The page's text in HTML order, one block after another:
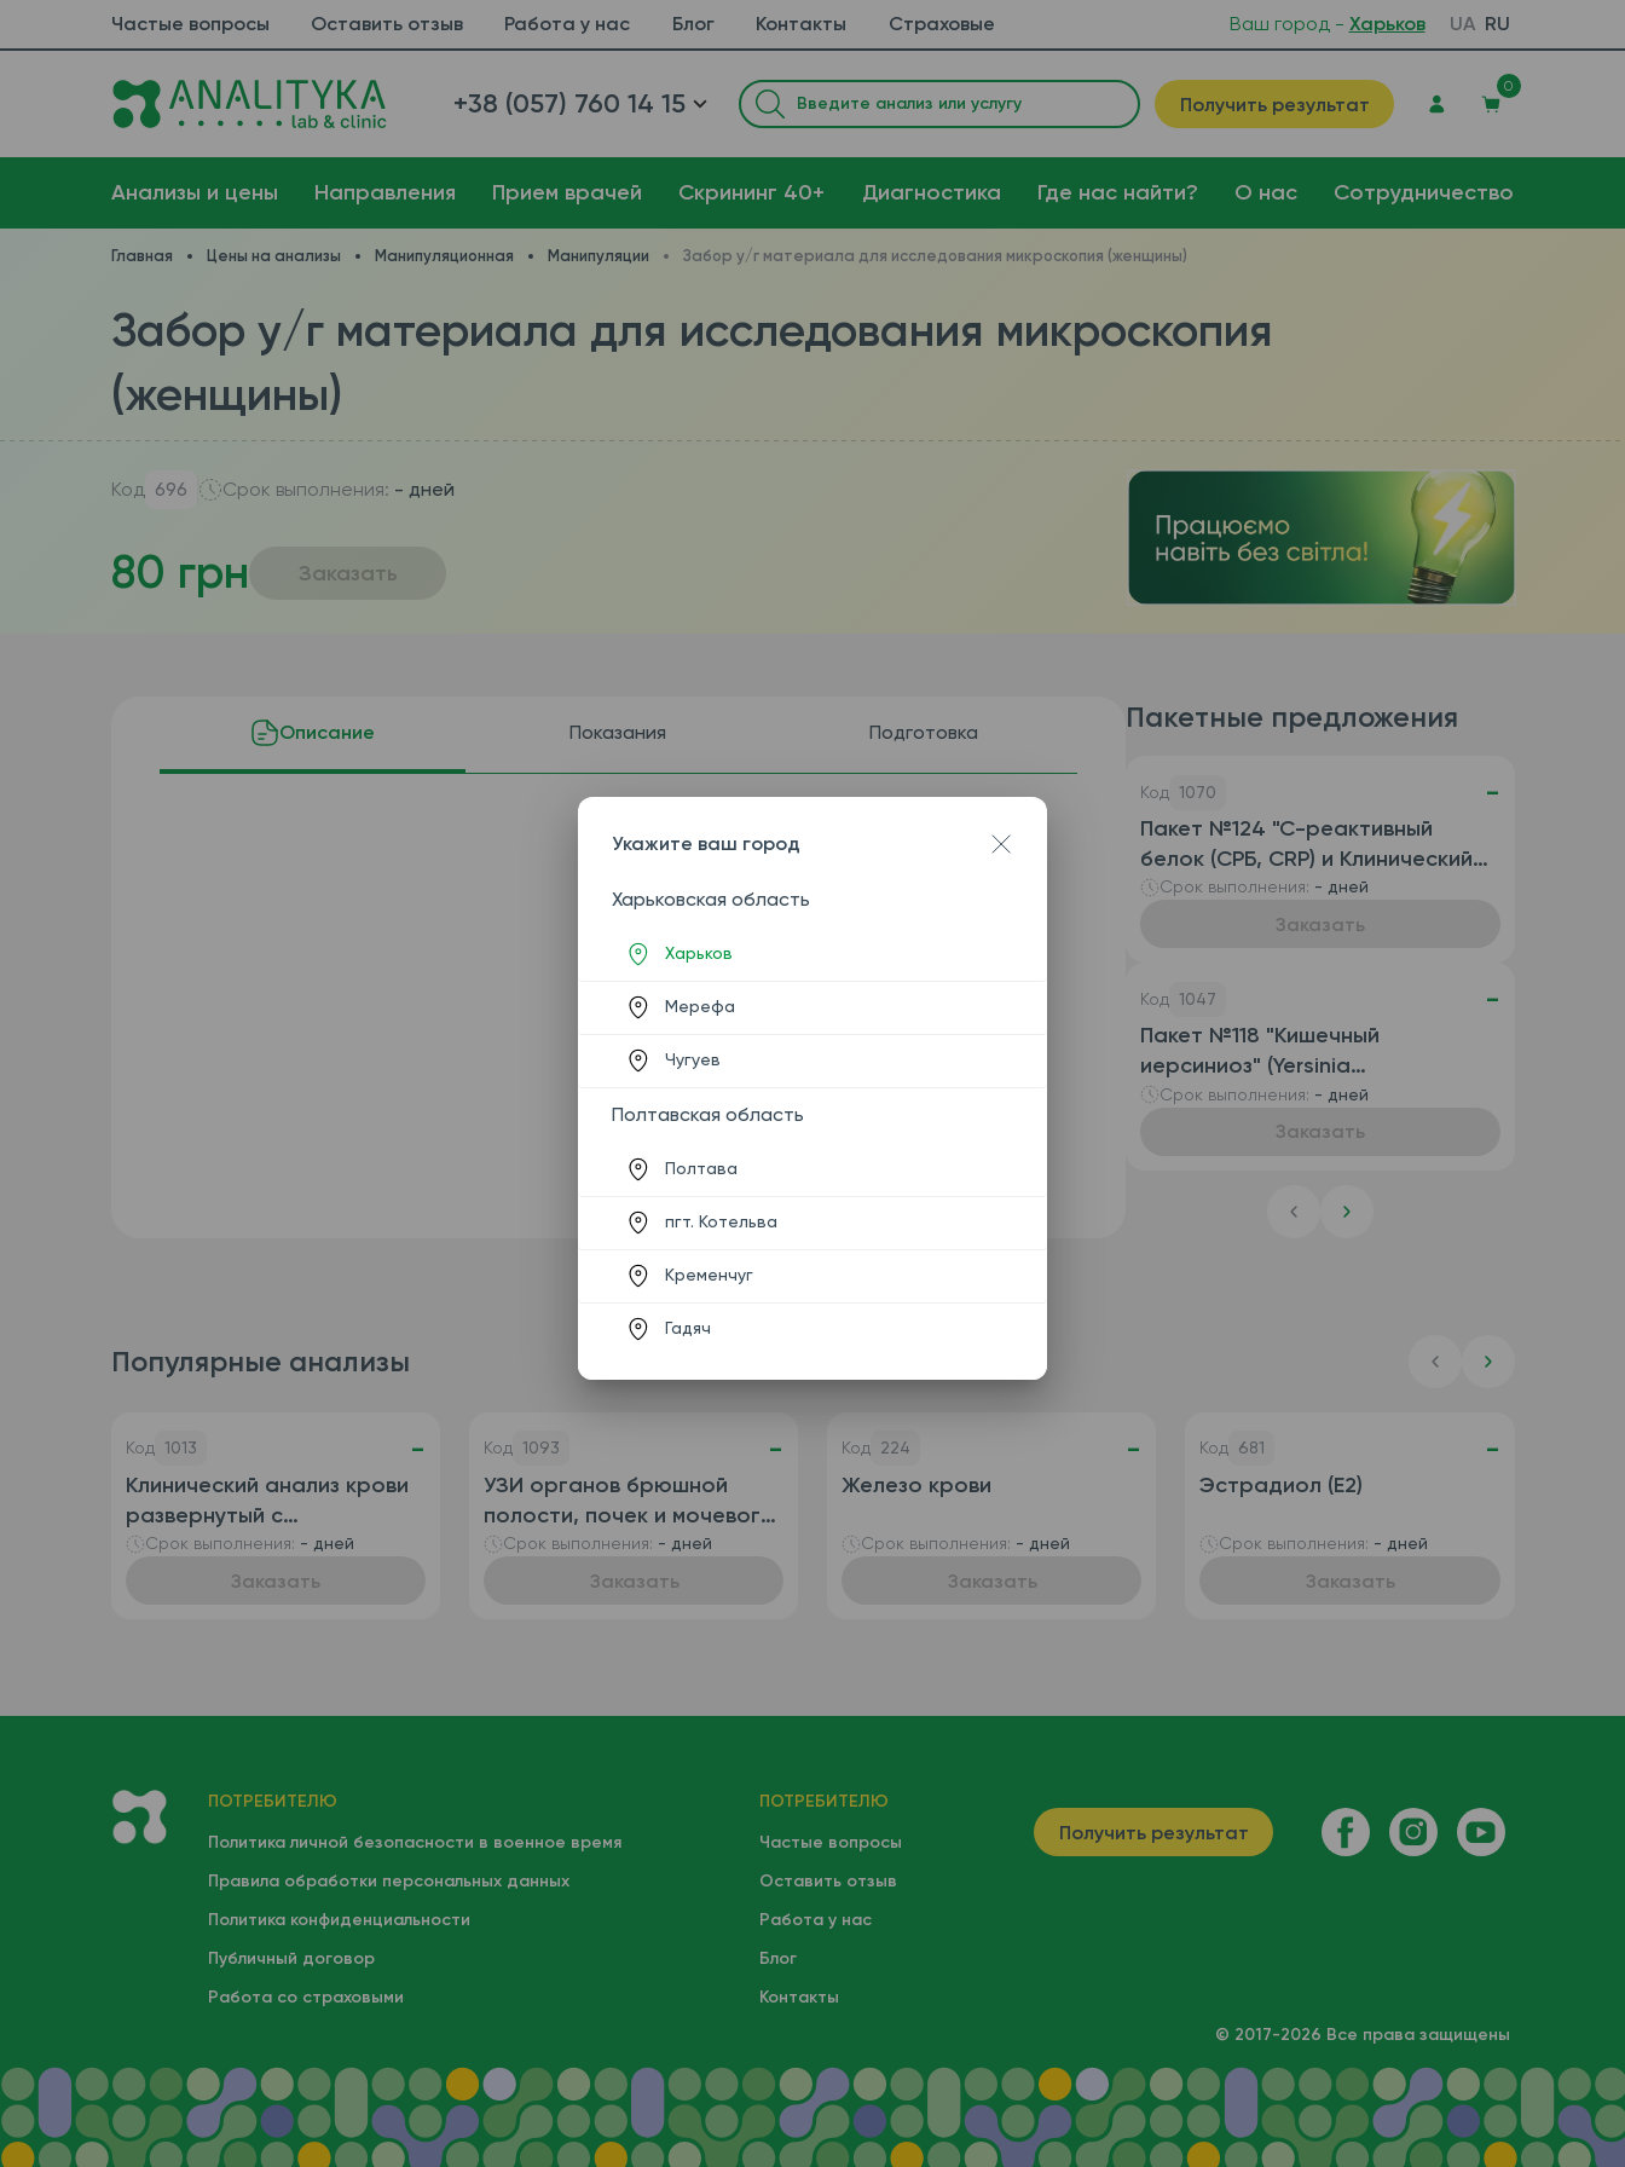
Частые вопросы Оставить отзыв Работа у нас Блог Контакты Страховые Ваш город - Харьков UA RU
+38 (057) 760 14 15 Получить результат
0
Анализы и цены Направления Прием врачей Cкрининг 40+ Диагностика Где нас найти? О нас Сотрудничество
Главная Цены на анализы Манипуляционная Манипуляции Забор у/г материала для исследования микроскопия (женщины)
Забор у/г материала для исследования микроскопия
(женщины)
Код 696 Срок выполнения: - дней
80 грн Заказать
Описание Показания Подготовка Пакетные предложения
Код 1070 -
Пакет №124 "С-реактивный
белок (СРБ, CRP) и Клинический
анализ крови развернутый
(автоматизированный с СОЭ),
Срок выполнения: - дней
Заказать
Код 1047 -
Пакет №118 "Кишечный
иерсиниоз" (Yersinia
enterocolitica, антитела IgG и
антитела IgA)
Срок выполнения: - дней
Заказать
Популярные анализы
Код 1013 -
Клинический анализ крови
развернутый с
определением
ретикулоцитов
Срок выполнения: - дней
Заказать
Код 1093 -
УЗИ органов брюшной
полости, почек и мочевого
пузыря
Срок выполнения: - дней
Заказать
Код 224 -
Железо крови
Срок выполнения: - дней
Заказать
Код 681 -
Эстрадиол (Е2)
Срок выполнения: - дней
Заказать
ПОТРЕБИТЕЛЮ
ПОТРЕБИТЕЛЮ
Политика личной безопасности в военное время
Частые вопросы
Правила обработки персональных данных
Оставить отзыв
Политика конфиденциальности
Работа у нас
Публичный договор
Блог
Работа со страховыми
Контакты
Получить результат
© 2017-2026 Все права защищены
Укажите ваш город
Харьковская область
Харьков
Мерефа
Чугуев
Полтавская область
Полтава
пгт. Котельва
Кременчуг
Гадяч